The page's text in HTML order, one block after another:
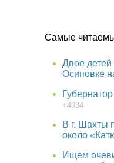
Самые
Двое детей
Осиповке
+4934
В г. Шахты
около
Ищем